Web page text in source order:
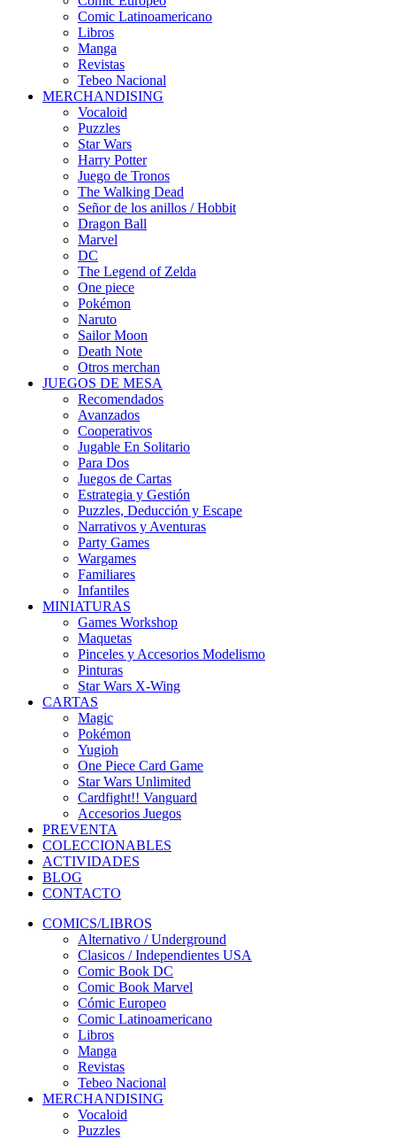
Comic Latinoamericano
Libros
Manga
Revistas
Tebeo Nacional
MERCHANDISING
Vocaloid
Puzzles
Star Wars
Harry Potter
Juego de Tronos
The Walking Dead
Señor de los anillos / Hobbit
Dragon Ball
Marvel
DC
The Legend of Zelda
One piece
Pokémon
Naruto
Sailor Moon
Death Note
Otros merchan
JUEGOS DE MESA
Recomendados
Avanzados
Cooperativos
Jugable En Solitario
Para Dos
Juegos de Cartas
Estrategia y Gestión
Puzzles, Deducción y Escape
Narrativos y Aventuras
Party Games
Wargames
Familiares
Infantiles
MINIATURAS
Games Workshop
Maquetas
Pinceles y Accesorios Modelismo
Pinturas
Star Wars X-Wing
CARTAS
Magic
Pokémon
Yugioh
One Piece Card Game
Star Wars Unlimited
Cardfight!! Vanguard
Accesorios Juegos
PREVENTA
COLECCIONABLES
ACTIVIDADES
BLOG
CONTACTO
COMICS/LIBROS
Alternativo / Underground
Clasicos / Independientes USA
Comic Book DC
Comic Book Marvel
Cómic Europeo
Comic Latinoamericano
Libros
Manga
Revistas
Tebeo Nacional
MERCHANDISING
Vocaloid
Puzzles